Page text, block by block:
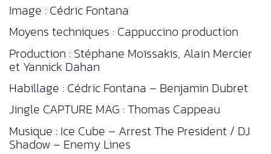
Image : Cédric Fontana
Moyens techniques : Cappuccino production
Production : Stéphane Moïssakis, Alain Mercier
et Yannick Dahan
Habillage : Cédric Fontana – Benjamin Dubret
Jingle CAPTURE MAG : Thomas Cappeau
Musique : Ice Cube – Arrest The President / DJ
Shadow – Enemy Lines